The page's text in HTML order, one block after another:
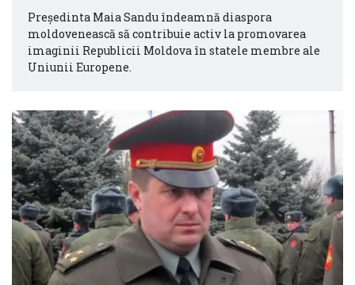
Președinta Maia Sandu îndeamnă diaspora
moldovenească să contribuie activ la promovarea
imaginii Republicii Moldova în statele membre ale
Uniunii Europene.